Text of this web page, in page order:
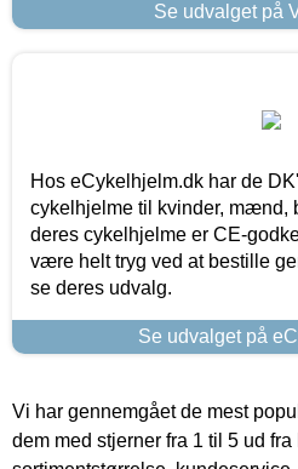
Se udvalget på
Hos eCykelhjelm.dk har de
cykelhjelme til kvinder, mænd,
deres cykelhjelme er CE-
være helt tryg ved at bestille
se deres udvalg.
Se udvalget på
Vi har gennemgået de mest
dem med stjerner fra 1 til 5 ud